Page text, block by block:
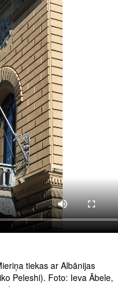
tiekas ar Albānijas
Peleshi). Foto: Ieva Ābele,